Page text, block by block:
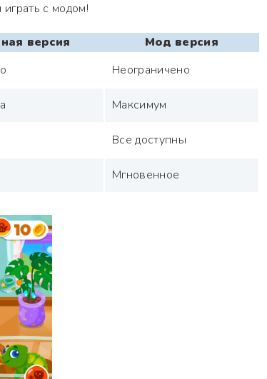
с модом!
версия
Мод версия
Неограничено
Максимум
Все доступны
Мгновенное